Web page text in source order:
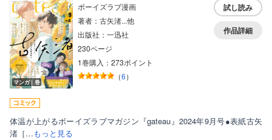
マンガ｜巻
ボーイズラブ漫画
著者：古矢渚...他
出版社：一迅社
230ページ
1巻購入：273ポイント
（6）
試し読み
作品詳細
体温が上がるボーイズラブマガジン『gateau』2024年9月号●表紙古矢
渚［…もっと見る